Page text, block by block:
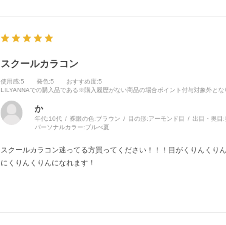
スクールカラコン
使用感:5 発色:5 おすすめ度:5
LILYANNAでの購入品である※購入履歴がない商品の場合ポイント付与対象外とな
か
年代:10代 裸眼の色:ブラウン 目の形:アーモンド目 出目・奥目:
パーソナルカラー:ブルべ夏
スクールカラコン迷ってる方買ってください！！！目がくりんく
にくりんくりんになれます！